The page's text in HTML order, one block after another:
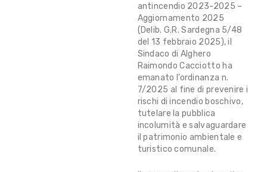
antincendio 2023-2025 –
Aggiornamento 2025
(Delib. G.R. Sardegna 5/48
del 13 febbraio 2025), il
Sindaco di Alghero
Raimondo Cacciotto ha
emanato l’ordinanza n.
7/2025 al fine di prevenire i
rischi di incendio boschivo,
tutelare la pubblica
incolumità e salvaguardare
il patrimonio ambientale e
turistico comunale.